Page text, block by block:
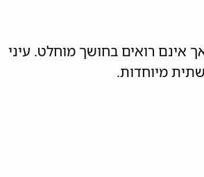
אינם רואים בחושך מוחלט. עיני
מיוחדות.